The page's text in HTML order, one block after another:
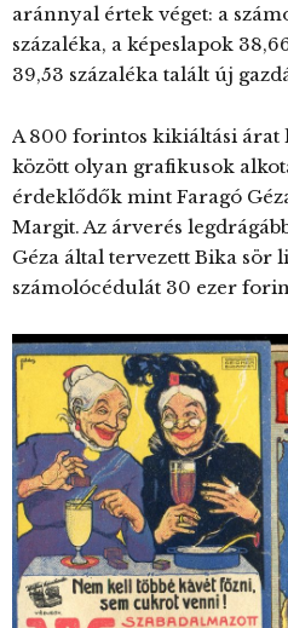
aránnyal értek véget: a
százaléka, a képeslapok
39,53 százaléka talált új
A 800 forintos kikiáltási árat
között olyan grafikusok
érdeklődők mint Faragó
Margit. Az árverés
Géza által tervezett Bika sör
számolócédulát 30 ezer